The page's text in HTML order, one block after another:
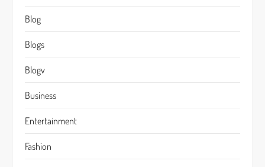
Blog
Blogs
Blogv
Business
Entertainment
Fashion